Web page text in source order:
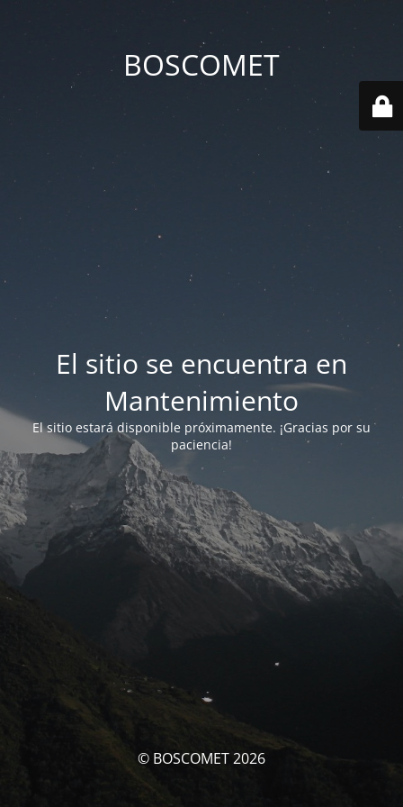
BOSCOMET
El sitio se encuentra en
Mantenimiento
El sitio estará disponible próximamente. ¡Gracias por su
paciencia!
© BOSCOMET 2026